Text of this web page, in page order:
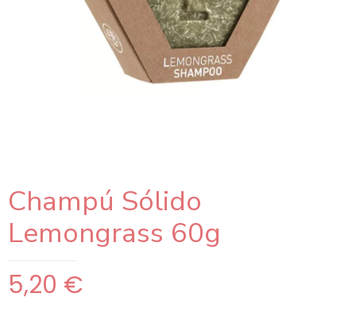
Champú Sólido
Lemongrass 60g
5,20 €